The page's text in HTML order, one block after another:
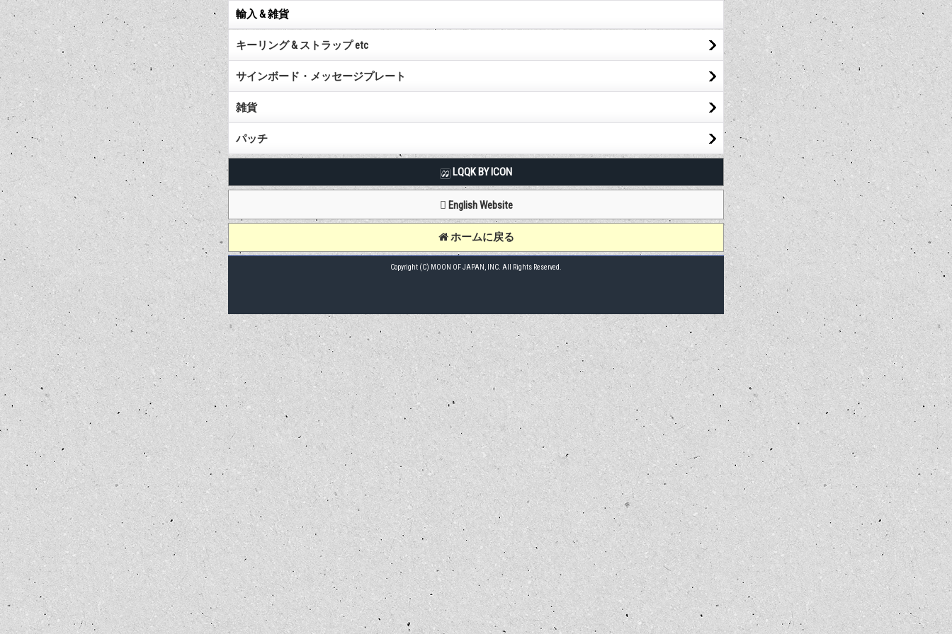
輸入 & 雑貨
キーリング & ストラップ etc
サインボード・メッセージプレート
雑貨
パッチ
LQQK BY ICON
English Website
ホームに戻る
Copyright (C) MOON OF JAPAN, INC. All Rights Reserved.